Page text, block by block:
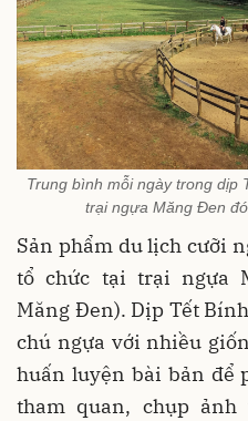
Trung bình mỗi ngày trong dịp
trại ngựa Măng Đen
Sản phẩm du lịch cưỡi
tổ chức tại trại ngựa
Măng Đen). Dịp Tết
chú ngựa với nhiều
huấn luyện bài bản để
tham quan, chụp